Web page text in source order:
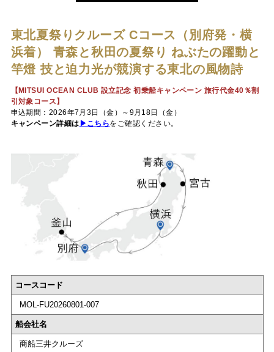
東北夏祭りクルーズ Cコース（別府発・横
浜着） 青森と秋田の夏祭り ねぶたの躍動と
竿燈 技と迫力光が競演する東北の風物詩
【MITSUI OCEAN CLUB 設立記念 初乗船キャンペーン 旅行代金40％割
引対象コース】
申込期間：2026年7月3日（金）～9月18日（金）
キャンペーン詳細は ▶こちらをご確認ください。
コースコード
MOL-FU20260801-007
船会社名
商船三井クルーズ